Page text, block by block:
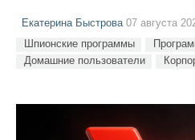
Екатерина Быстрова 07 августа
Шпионские программы
Домашние пользователи